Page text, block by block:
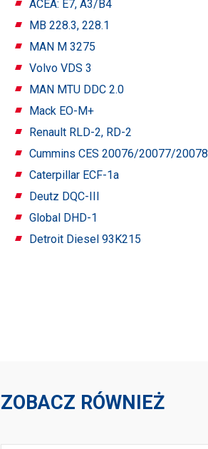
ACEA: E7, A3/B4
MB 228.3, 228.1
MAN M 3275
Volvo VDS 3
MAN MTU DDC 2.0
Mack EO-M+
Renault RLD-2, RD-2
Cummins CES 20076/20077/20078
Caterpillar ECF-1a
Deutz DQC-III
Global DHD-1
Detroit Diesel 93K215
ZOBACZ RÓWNIEŻ